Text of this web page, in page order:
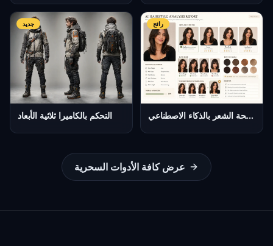
جديد
التحكم بالكاميرا ثلاثية الأبعاد
رائج
تحليل تسريحة الشعر بالذكاء الاصطناعي
عرض كافة الأدوات السحرية